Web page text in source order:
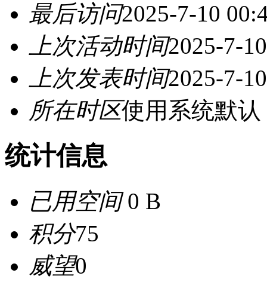
最后访问2025-7-10
上次活动时间2025-7-
上次发表时间2025-7-
所在时区使用系统默认
统计信息
已用空间0 B
积分75
威望0